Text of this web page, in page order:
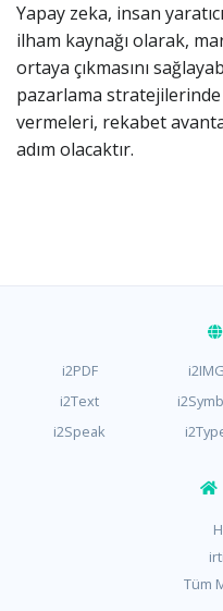
Yapay zeka, insan
ilham kaynağı olarak,
ortaya çıkmasını
pazarlama
vermeleri, rekabet
adım olacaktır.
i2PDF i2IMG
i2Text
i2Speak
Tüm